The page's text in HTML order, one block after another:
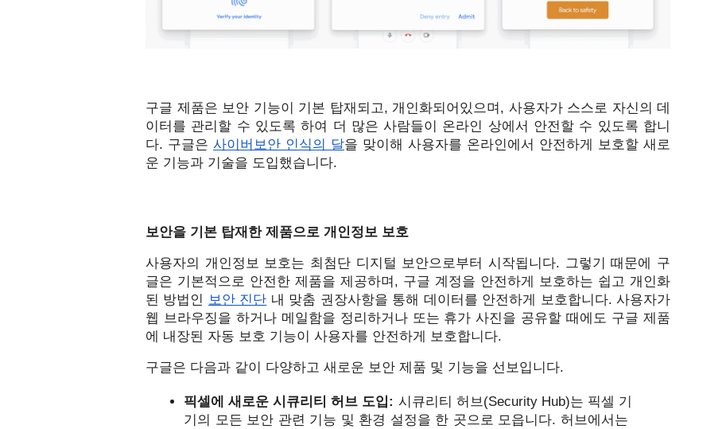
구글 제품은 보안 기능이 기본 탑재되고, 개인화되어있으며, 사용자가 스스로 자신의 데
이터를 관리할 수 있도록 하여 더 많은 사람들이 온라인 상에서 안전할 수 있도록 합니
다. 구글은 사이버보안 인식의 달을 맞이해 사용자를 온라인에서 안전하게 보호할 새로
운 기능과 기술을 도입했습니다.
보안을 기본 탑재한 제품으로 개인정보 보호
사용자의 개인정보 보호는 최첨단 디지털 보안으로부터 시작됩니다. 그렇기 때문에 구
글은 기본적으로 안전한 제품을 제공하며, 구글 계정을 안전하게 보호하는 쉽고 개인화
된 방법인 보안 진단 내 맞춤 권장사항을 통해 데이터를 안전하게 보호합니다. 사용자가
웹 브라우징을 하거나 메일함을 정리하거나 또는 휴가 사진을 공유할 때에도 구글 제품
에 내장된 자동 보호 기능이 사용자를 안전하게 보호합니다.
구글은 다음과 같이 다양하고 새로운 보안 제품 및 기능을 선보입니다.
픽셀에 새로운 시큐리티 허브 도입: 시큐리티 허브(Security Hub)는 픽셀 기
기의 모든 보안 관련 기능 및 환경 설정을 한 곳으로 모읍니다. 허브에서는